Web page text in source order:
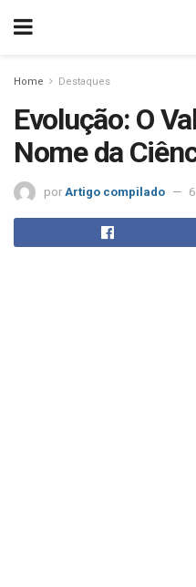
Home Destaques
Evolução: O
Nome da
por Artigo compilado